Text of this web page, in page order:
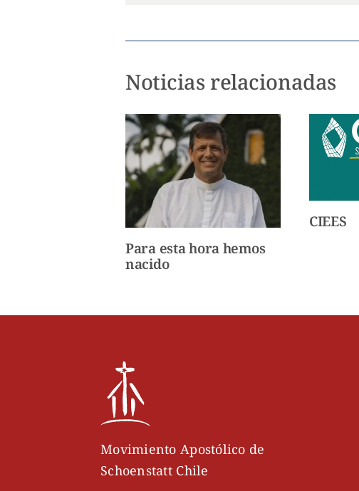
Noticias relacionadas
Para esta hora hemos
nacido
CIEES
Movimiento Apostólico de
Schoenstatt Chile